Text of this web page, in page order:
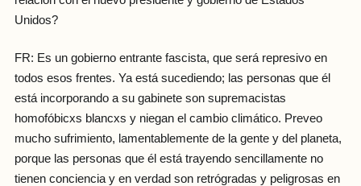
Unidos?
FR: Es un gobierno entrante fascista, que será represivo en
todos esos frentes. Ya está sucediendo; las personas que él
está incorporando a su gabinete son supremacistas
homofóbicxs blancxs y niegan el cambio climático. Preveo
mucho sufrimiento, lamentablemente de la gente y del planeta,
porque las personas que él está trayendo sencillamente no
tienen conciencia y en verdad son retrógradas y peligrosas en